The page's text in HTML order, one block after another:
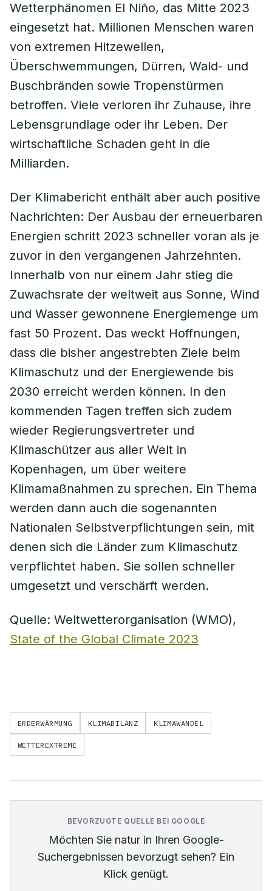
Wetterphänomen El Niño, das Mitte 2023
eingesetzt hat. Millionen Menschen waren
von extremen Hitzewellen,
Überschwemmungen, Dürren, Wald- und
Buschbränden sowie Tropenstürmen
betroffen. Viele verloren ihr Zuhause, ihre
Lebensgrundlage oder ihr Leben. Der
wirtschaftliche Schaden geht in die
Milliarden.
Der Klimabericht enthält aber auch positive
Nachrichten: Der Ausbau der erneuerbaren
Energien schritt 2023 schneller voran als je
zuvor in den vergangenen Jahrzehnten.
Innerhalb von nur einem Jahr stieg die
Zuwachsrate der weltweit aus Sonne, Wind
und Wasser gewonnene Energiemenge um
fast 50 Prozent. Das weckt Hoffnungen,
dass die bisher angestrebten Ziele beim
Klimaschutz und der Energiewende bis
2030 erreicht werden können. In den
kommenden Tagen treffen sich zudem
wieder Regierungsvertreter und
Klimaschützer aus aller Welt in
Kopenhagen, um über weitere
Klimamaßnahmen zu sprechen. Ein Thema
werden dann auch die sogenannten
Nationalen Selbstverpflichtungen sein, mit
denen sich die Länder zum Klimaschutz
verpflichtet haben. Sie sollen schneller
umgesetzt und verschärft werden.
Quelle: Weltwetterorganisation (WMO),
State of the Global Climate 2023
ERDERWÄRMUNG KLIMABILANZ KLIMAWANDEL
WETTEREXTREME
BEVORZUGTE QUELLE BEI GOOGLE
Möchten Sie naturin Ihren Google-
Suchergebnissen bevorzugt sehen? Ein
Klick genügt.